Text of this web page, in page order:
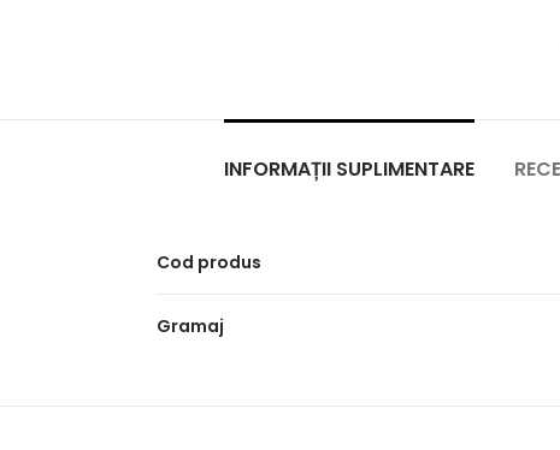
INFORMAȚII SUPLIMENTARE
Cod produs
Gramaj